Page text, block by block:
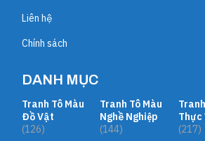
Liên hệ
Chính sách
DANH MỤC
Tranh Tô Màu
Đồ Vật
(126)
Tranh Tô Màu
Nghề Nghiệp
(144)
Thực
(217)